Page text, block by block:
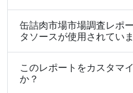
缶詰肉市場市場調査レポ
タソースが使用されてい
このレポートをカスタマ
か？